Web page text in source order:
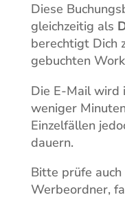
Diese
gleichzeitig als
berechtigt Dich
gebuchten
Die E-Mail wird
weniger
Einzelfällen
dauern.
Bitte prüfe
Werbeordner,